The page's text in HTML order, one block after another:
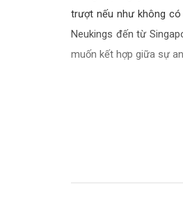
trượt nếu như không
Neukings đến từ
muốn kết hợp giữa sự